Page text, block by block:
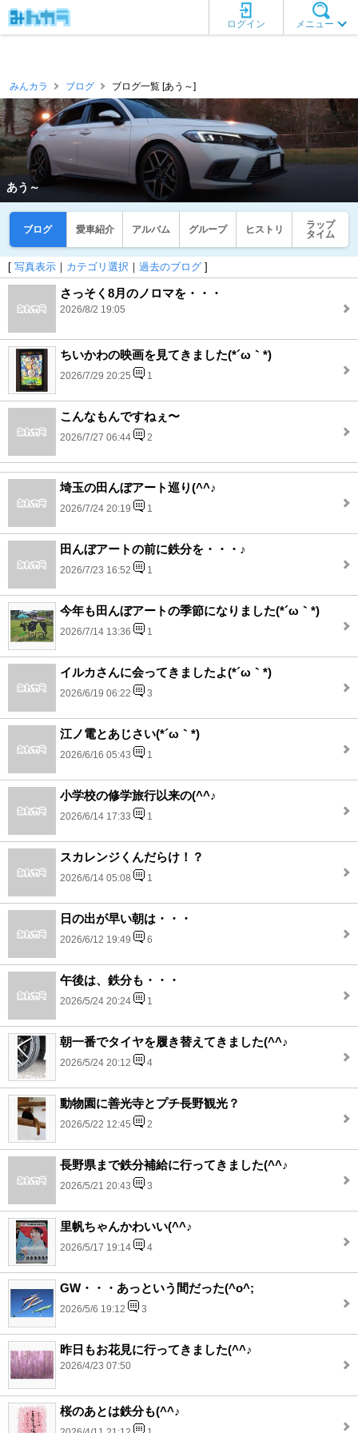
メニュー
ログイン
みんカラ ブログ ブログ一覧 [あう～]
あう～
ブログ 愛車紹介 アルバム グループ ヒストリ
ラップ
タイム
[ 写真表示 ｜ カテゴリ選択 ｜ 過去のブログ ]
さっそく8月のノロマを・・・
2026/8/2 19:05
ちいかわの映画を見てきました(*´ω｀*)
2026/7/29 20:25 1
こんなもんですねぇ〜
2026/7/27 06:44 2
埼玉の田んぼアート巡り(^^♪
2026/7/24 20:19 1
田んぼアートの前に鉄分を・・・♪
2026/7/23 16:52 1
今年も田んぼアートの季節になりました(*´ω｀*)
2026/7/14 13:36 1
イルカさんに会ってきましたよ(*´ω｀*)
2026/6/19 06:22 3
江ノ電とあじさい(*´ω｀*)
2026/6/16 05:43 1
小学校の修学旅行以来の(^^♪
2026/6/14 17:33 1
スカレンジくんだらけ！？
2026/6/14 05:08 1
日の出が早い朝は・・・
2026/6/12 19:49 6
午後は、鉄分も・・・
2026/5/24 20:24 1
朝一番でタイヤを履き替えてきました(^^♪
2026/5/24 20:12 4
動物園に善光寺とプチ長野観光？
2026/5/22 12:45 2
長野県まで鉄分補給に行ってきました(^^♪
2026/5/21 20:43 3
里帆ちゃんかわいい(^^♪
2026/5/17 19:14 4
GW・・・あっという間だった(^o^;
2026/5/6 19:12 3
昨日もお花見に行ってきました(^^♪
2026/4/23 07:50
桜のあとは鉄分も(^^♪